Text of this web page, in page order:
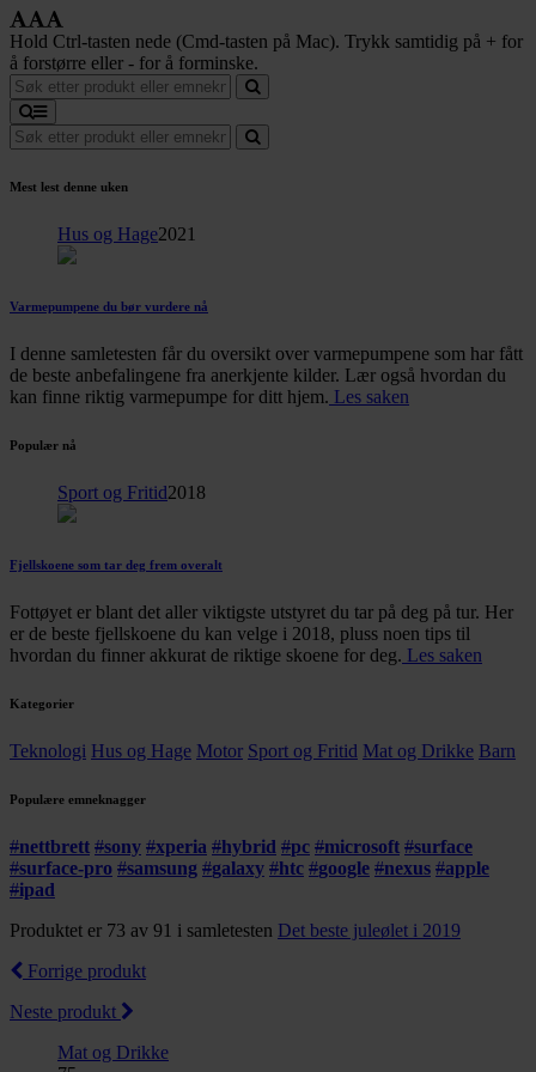
Hold Ctrl-tasten nede (Cmd-tasten på Mac). Trykk samtidig på + for
å forstørre eller - for å forminske.
Mest lest denne uken
Hus og Hage2021
Varmepumpene du bør vurdere nå
I denne samletesten får du oversikt over varmepumpene som har fått
de beste anbefalingene fra anerkjente kilder. Lær også hvordan du
kan finne riktig varmepumpe for ditt hjem. Les saken
Populær nå
Sport og Fritid2018
Fjellskoene som tar deg frem overalt
Fottøyet er blant det aller viktigste utstyret du tar på deg på tur. Her
er de beste fjellskoene du kan velge i 2018, pluss noen tips til
hvordan du finner akkurat de riktige skoene for deg. Les saken
Kategorier
Teknologi Hus og Hage Motor Sport og Fritid Mat og Drikke Barn
Populære emneknagger
#nettbrett #sony #xperia #hybrid #pc #microsoft #surface
#surface-pro #samsung #galaxy #htc #google #nexus #apple
#ipad
Produktet er 73 av 91 i samletesten Det beste juleølet i 2019
Forrige produkt
Neste produkt
Mat og Drikke